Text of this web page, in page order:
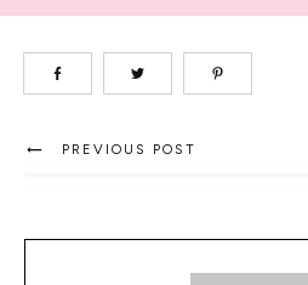
PREVIOUS POST